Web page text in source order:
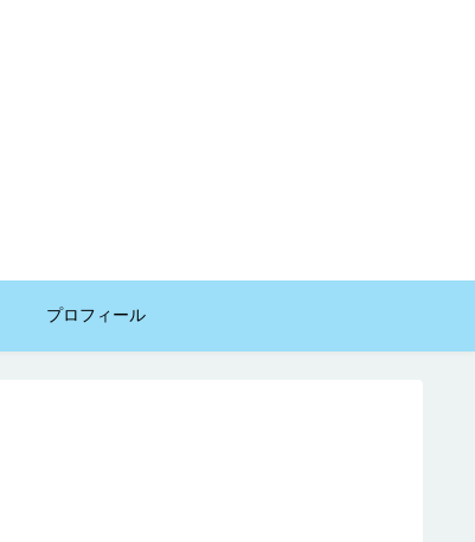
プロフィール